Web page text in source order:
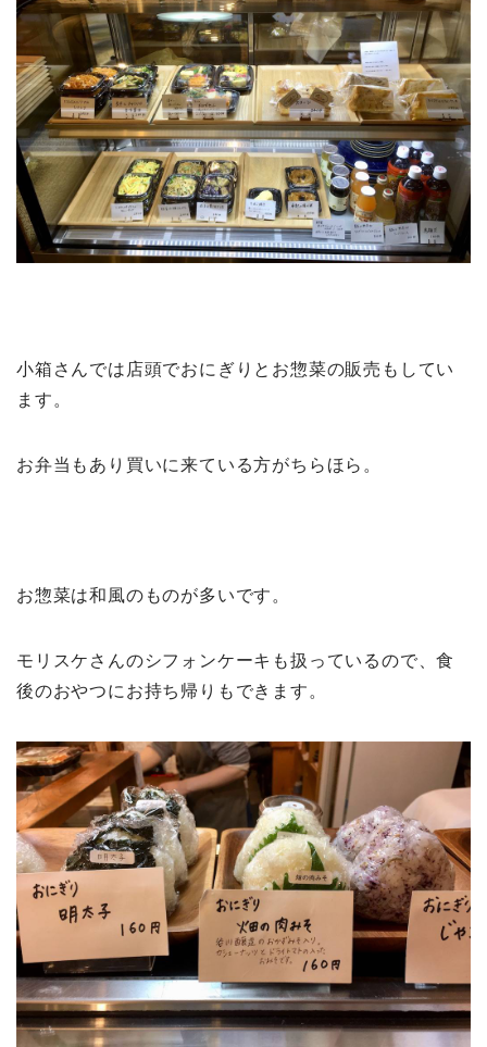
小箱さんでは店頭でおにぎりとお惣菜の販売もしてい
ます。
お弁当もあり買いに来ている方がちらほら。
お惣菜は和風のものが多いです。
モリスケさんのシフォンケーキも扱っているので、食
後のおやつにお持ち帰りもできます。